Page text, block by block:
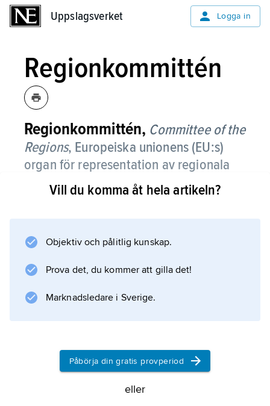
Uppslagsverket Logga in
Regionkommittén
Regionkommittén, Committee of the
Regions, Europeiska unionens (EU:s)
organ för representation av regionala
och lokala intressen.
presidium. Regionkommitténs sekretariat är
Vill du komma åt hela artikeln?
Objektiv och pålitlig kunskap.
Prova det, du kommer att gilla det!
Marknadsledare i Sverige.
Påbörja din gratis provperiod
eller